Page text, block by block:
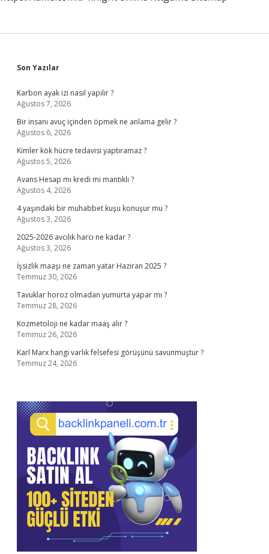
Sidebar
Son Yazılar
Karbon ayak izi nasıl yapılır ?
Ağustos 7, 2026
Bir insanı avuç içinden öpmek ne anlama gelir ?
Ağustos 6, 2026
Kimler kök hücre tedavisi yaptıramaz ?
Ağustos 5, 2026
Avans Hesap mı kredi mi mantıklı ?
Ağustos 4, 2026
4 yaşındaki bir muhabbet kuşu konuşur mu ?
Ağustos 3, 2026
2025-2026 avcılık harcı ne kadar ?
Ağustos 3, 2026
İşsizlik maaşı ne zaman yatar Haziran 2025 ?
Temmuz 30, 2026
Tavuklar horoz olmadan yumurta yapar mı ?
Temmuz 28, 2026
Kozmetoloji ne kadar maaş alır ?
Temmuz 26, 2026
Karl Marx hangi varlık felsefesi görüşünü savunmuştur ?
Temmuz 24, 2026